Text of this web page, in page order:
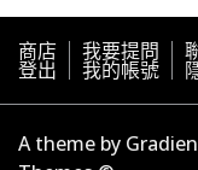
商店 我要提問
登出 我的帳號
A theme by